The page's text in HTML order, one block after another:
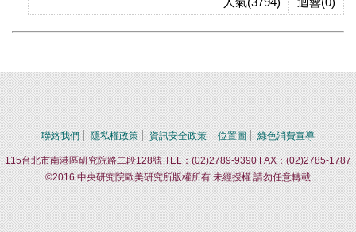
聯絡我們 隱私權政策 資訊安全政策 位置圖 綠色消費宣導
115台北市南港區研究院路二段128號 TEL：(02)2789-9390 FAX：(02)2785-1787
©2016 中央研究院歐美研究所版權所有 未經授權 請勿任意轉載